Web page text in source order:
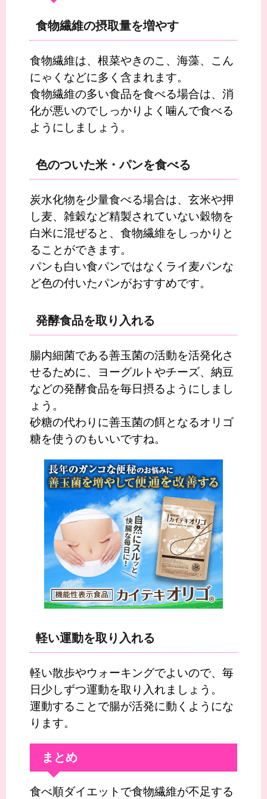
食物繊維の摂取量を増やす
食物繊維は、根菜やきのこ、海藻、こん
にゃくなどに多く含まれます。
食物繊維の多い食品を食べる場合は、消
化が悪いのでしっかりよく噛んで食べる
ようにしましょう。
色のついた米・パンを食べる
炭水化物を少量食べる場合は、玄米や押
し麦、雑穀など精製されていない穀物を
白米に混ぜると、食物繊維をしっかりと
ることができます。
パンも白い食パンではなくライ麦パンな
ど色の付いたパンがおすすめです。
発酵食品を取り入れる
腸内細菌である善玉菌の活動を活発化さ
せるために、ヨーグルトやチーズ、納豆
などの発酵食品を毎日摂るようにしまし
ょう。
砂糖の代わりに善玉菌の餌となるオリゴ
糖を使うのもいいですね。
軽い運動を取り入れる
軽い散歩やウォーキングでよいので、毎
日少しずつ運動を取り入れましょう。
運動することで腸が活発に動くようにな
ります。
まとめ
食べ順ダイエットで食物繊維が不足する